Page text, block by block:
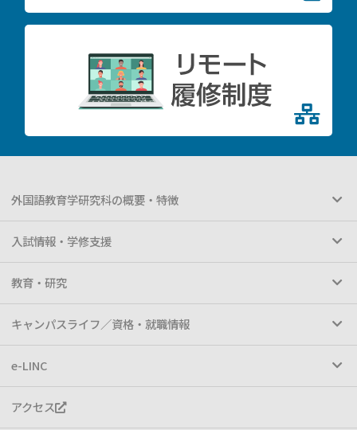
外国語教育学研究科の概要・特徴
入試情報・学修支援
教育・研究
キャンパスライフ／資格・就職情報
e-LINC
アクセス